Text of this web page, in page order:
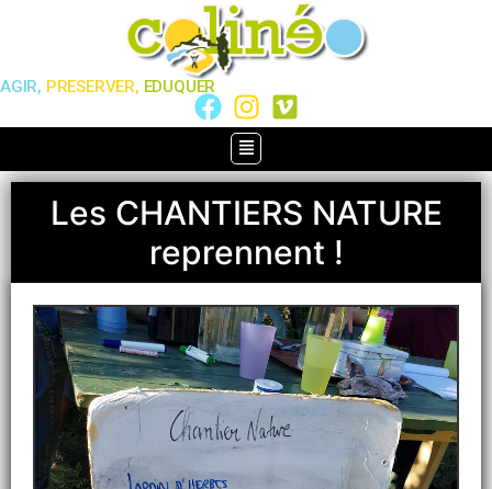
AGIR, PRESERVER, EDUQUER
Les CHANTIERS NATURE
reprennent !